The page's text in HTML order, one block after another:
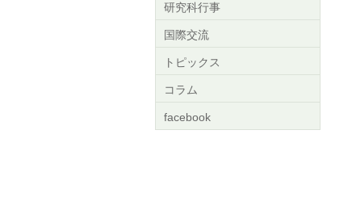
研究科行事
国際交流
トピックス
コラム
facebook